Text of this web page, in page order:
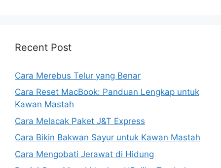
Recent Post
Cara Merebus Telur yang Benar
Cara Reset MacBook: Panduan Lengkap untuk
Kawan Mastah
Cara Melacak Paket J&T Express
Cara Bikin Bakwan Sayur untuk Kawan Mastah
Cara Mengobati Jerawat di Hidung